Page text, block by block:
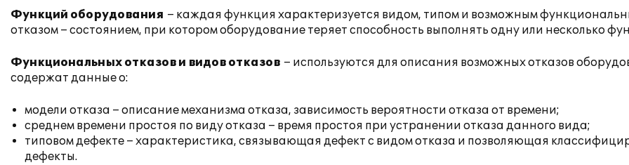
Функций оборудования – каждая функция характеризуется видом, типом и возможным
отказом – состоянием, при котором оборудование теряет способность выполнять одну или несколько
Функциональных отказов и видов отказов – используются для описания возможных отказов
содержат данные о:
модели отказа – описание механизма отказа, зависимость вероятности отказа от времени;
среднем времени простоя по виду отказа – время простоя при устранении отказа данного вида;
типовом дефекте – характеристика, связывающая дефект с видом отказа и позволяющая
дефекты.